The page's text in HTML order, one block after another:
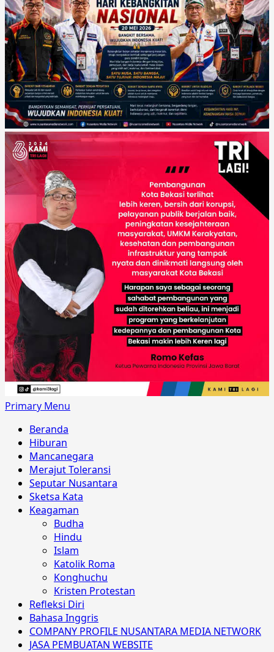
Primary Menu
Beranda
Hiburan
Mancanegara
Merajut Toleransi
Seputar Nusantara
Sketsa Kata
Keagaman
Budha
Hindu
Islam
Katolik Roma
Konghuchu
Kristen Protestan
Refleksi Diri
Bahasa Inggris
COMPANY PROFILE NUSANTARA MEDIA NETWORK
JASA PEMBUATAN WEBSITE